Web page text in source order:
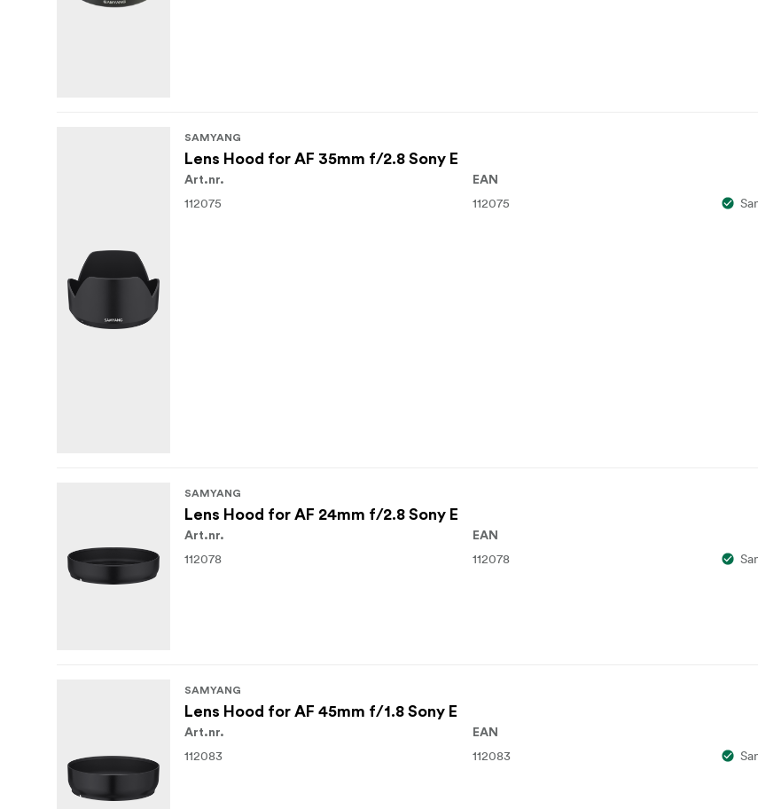
SAMYANG
Lens Hood for AF 35mm f/2.8 Sony E
Art.nr.
112075
EAN
112075
SAMYANG
Lens Hood for AF 24mm f/2.8 Sony E
Art.nr.
112078
EAN
112078
SAMYANG
Lens Hood for AF 45mm f/1.8 Sony E
Art.nr.
112083
EAN
112083